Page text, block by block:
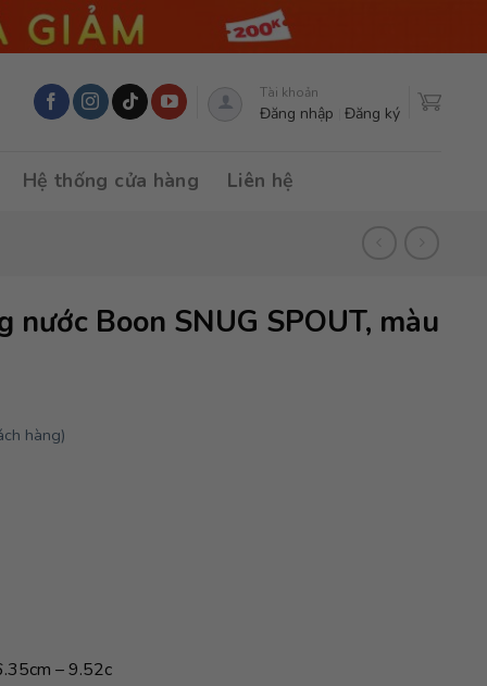
Tài khoản
Đăng nhập Đăng ký
Hệ thống cửa hàng Liên hệ
nước Boon SNUG SPOUT, màu
hàng)
– 9.52c